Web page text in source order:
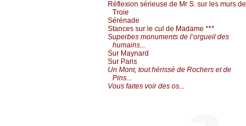
Réflexion sérieuse de Mr S. sur les murs de
Troie
Sérénade
Stances sur le cul de Madame ***
Superbes monuments de l’orgueil des
humains...
Sur Maynard
Sur Paris
Un Mont, tout hérissé de Rochers et de
Pins...
Vous faites voir des os...